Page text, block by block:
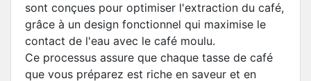
sont conçues pour optimiser l'extraction du café,
grâce à un design fonctionnel qui maximise le
contact de l'eau avec le café moulu.
Ce processus assure que chaque tasse de café
que vous préparez est riche en saveur et en